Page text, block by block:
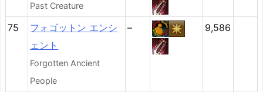
Past Creature
75
フォゴットン エンシ
ェント
Forgotten Ancient
People
– 9,586